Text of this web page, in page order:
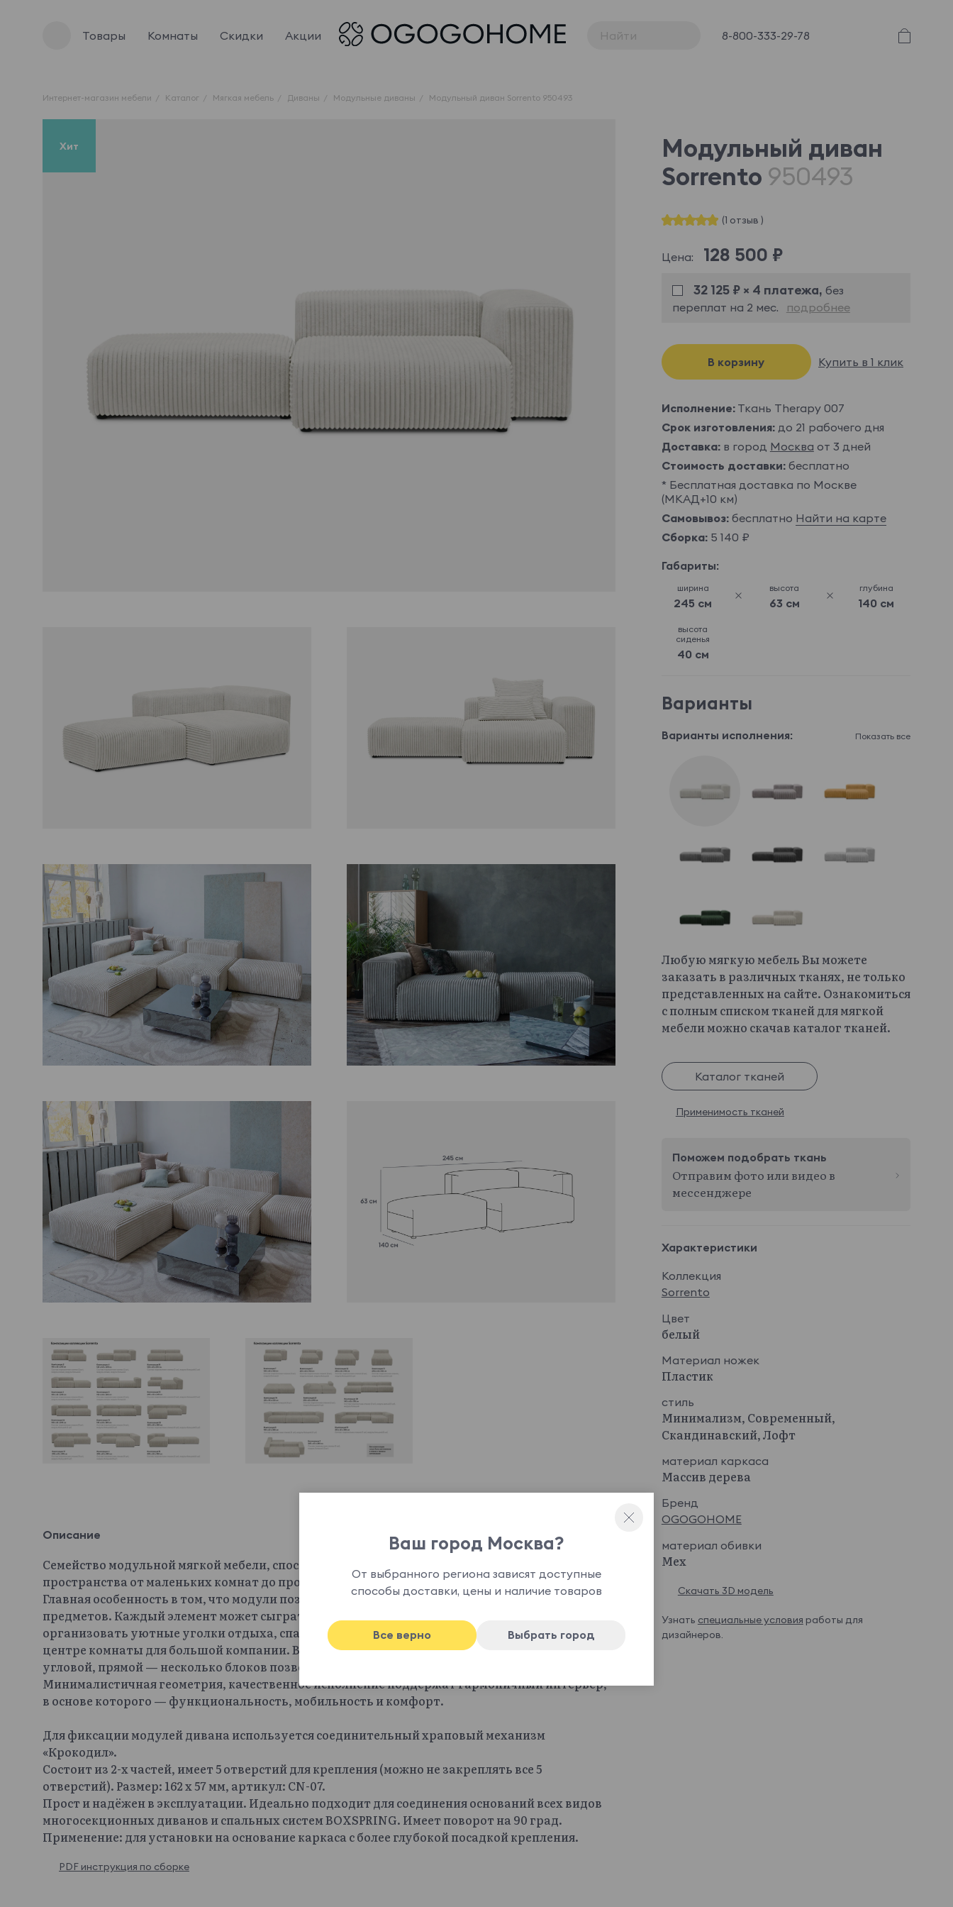
Товары Комнаты Скидки Акции 8-800-333-29-78
Интернет-магазин мебели Каталог Мягкая мебель Диваны Модульные диваны Модульный диван Sorrento 950493
Хит
Модульный диван
Sorrento 950493
(1 отзыв )
Цена: 128 500 ₽
32 125 ₽ × 4 платежа, без
переплат на 2 мес.
подробнее
В корзину Купить в 1 клик
Исполнение:Ткань Therapy 007
Срок изготовления:до 21 рабочего дня
Доставка:в город Москва от 3 дней
Стоимость доставки: бесплатно
* Бесплатная доставка по Москве
(МКАД+10 км)
Самовывоз:бесплатно Найти на карте
Сборка:5 140 ₽
Габариты:
ширина
245 см
высота
63 см
глубина
140 см
высота
сиденья
40 см
Варианты
Варианты исполнения: Показать все
Любую мягкую мебель Вы можете
заказать в различных тканях, не только
представленных на сайте. Ознакомиться
с полным списком тканей для мягкой
мебели можно скачав каталог тканей.
Каталог тканей
Применимость тканей
Поможем подобрать ткань
Отправим фото или видео в
мессенджере
Характеристики
Коллекция
Sorrento
Цвет
белый
Материал ножек
Пластик
стиль
Минимализм, Современный,
Скандинавский, Лофт
материал каркаса
Массив дерева
Бренд
OGOGOHOME
материал обивки
Мех
Скачать 3D модель
Узнать специальные условия работы для
дизайнеров.
Описание
Семейство модульной мягкой мебели, способной легко интегрироваться в различные
пространства от маленьких комнат до просторных помещений с открытой планировкой.
Главная особенность в том, что модули позволяют обходиться без дополнительных
предметов. Каждый элемент может сыграть любую роль от пуфа до столика. С ними можно
организовать уютные уголки отдыха, спальные места, игровую площадку, мягкий остров в
центре комнаты для большой компании. Вариативность конфигураций: п-образный,
угловой, прямой — несколько блоков позволяют изменить обстановку за пару минут.
Минималистичная геометрия, качественное исполнение поддержат гармоничный интерьер,
в основе которого — функциональность, мобильность и комфорт.
Для фиксации модулей дивана используется соединительный храповый механизм
«Крокодил».
Состоит из 2-х частей, имеет 5 отверстий для крепления (можно не закреплять все 5
отверстий). Размер: 162 х 57 мм, артикул: CN-07.
Прост и надёжен в эксплуатации. Идеально подходит для соединения оснований всех видов
многосекционных диванов и спальных систем BOXSPRING. Имеет поворот на 90 град.
Применение: для установки на основание каркаса с более глубокой посадкой крепления.
PDF инструкция по сборке
Ваш город Москва?
От выбранного региона зависят доступные
способы доставки, цены и наличие товаров
Все верно Выбрать город